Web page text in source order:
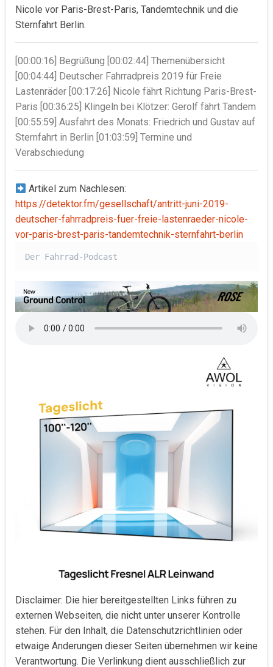
Nicole vor Paris-Brest-Paris, Tandemtechnik und die
Sternfahrt Berlin.
[00:00:16] Begrüßung [00:02:44] Themenübersicht
[00:04:44] Deutscher Fahrradpreis 2019 für Freie
Lastenräder [00:17:26] Nicole fährt Richtung Paris-Brest-
Paris [00:36:25] Klingeln bei Klötzer: Gerolf fährt Tandem
[00:55:59] Ausfahrt des Monats: Friedrich und Gustav auf
Sternfahrt in Berlin [01:03:59] Termine und
Verabschiedung
Artikel zum Nachlesen:
https://detektor.fm/gesellschaft/antritt-juni-2019-
deutscher-fahrradpreis-fuer-freie-lastenraeder-nicole-
vor-paris-brest-paris-tandemtechnik-sternfahrt-berlin
Der Fahrrad-Podcast
Disclaimer: Die hier bereitgestellten Links führen zu
externen Webseiten, die nicht unter unserer Kontrolle
stehen. Für den Inhalt, die Datenschutzrichtlinien oder
etwaige Änderungen dieser Seiten übernehmen wir keine
Verantwortung. Die Verlinkung dient ausschließlich zur